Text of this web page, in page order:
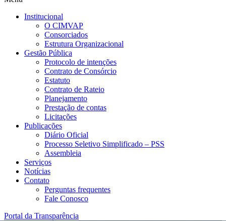
Institucional
O CIMVAP
Consorciados
Estrutura Organizacional
Gestão Pública
Protocolo de intenções
Contrato de Consórcio
Estatuto
Contrato de Rateio
Planejamento
Prestação de contas
Licitações
Publicações
Diário Oficial
Processo Seletivo Simplificado – PSS
Assembleia
Serviços
Notícias
Contato
Perguntas frequentes
Fale Conosco
Portal da Transparência